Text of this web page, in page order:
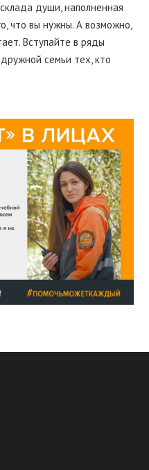
души, наполненная
что вы нужны. А возможно,
Вступайте в ряды
семьи тех, кто